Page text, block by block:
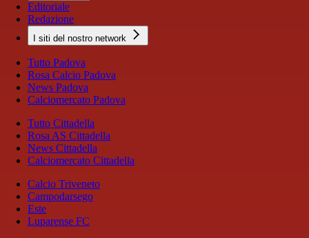
Editoriale
Redazione
I siti del nostro network
Tutto Padova
Rosa Calcio Padova
News Padova
Calciomercato Padova
Tutto Cittadella
Rosa AS Cittadella
News Cittadella
Calciomercato Cittadella
Calcio Triveneto
Campodarsego
Este
Luparense FC